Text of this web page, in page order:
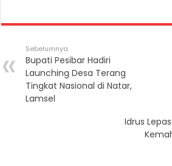
Sebelumnya
Bupati Pesibar Hadiri
Launching Desa Terang
Tingkat Nasional di Natar,
Lamsel
Idrus